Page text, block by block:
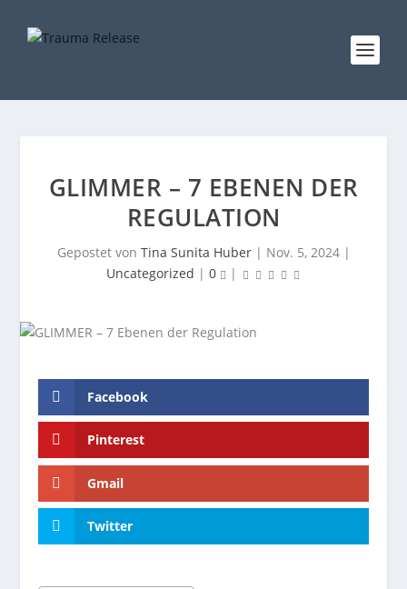
GLIMMER – 7 EBENEN DER
REGULATION
Gepostet von Tina Sunita Huber| Nov. 5, 2024|
Uncategorized | 0 |
Facebook
Pinterest
Gmail
Twitter